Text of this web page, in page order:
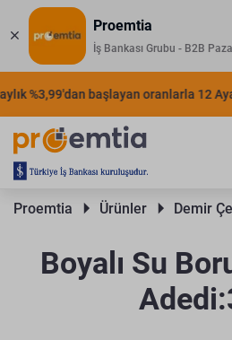
Proemtia
İş Bankası Grubu - B2B
%3,99'dan başlayan oranlarla 12
Proemtia Ürünler Demir
Boyalı Su